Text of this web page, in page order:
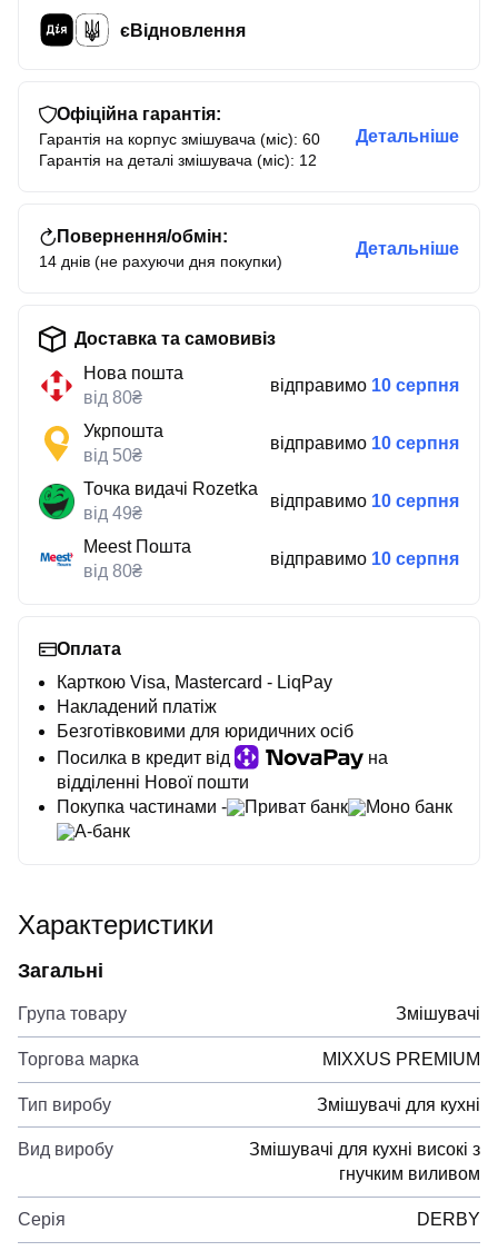
єВідновлення
Офіційна гарантія:
Гарантія на корпус змішувача (міс): 60
Гарантія на деталі змішувача (міс): 12
Детальніше
Повернення/обмін:
14 днів (не рахуючи дня покупки)
Детальніше
Доставка та самовивіз
Нова пошта
від 80₴
відправимо 10 серпня
Укрпошта
від 50₴
відправимо 10 серпня
Точка видачі Rozetka
від 49₴
відправимо 10 серпня
Meest Пошта
від 80₴
відправимо 10 серпня
Оплата
Карткою Visa, Mastercard - LiqPay
Накладений платіж
Безготівковими для юридичних осіб
Посилка в кредит від
на
відділенні Нової пошти
Покупка частинами -
Приват банк
Моно банк
А-банк
Характеристики
Загальні
Група товару Змішувачі
Торгова марка MIXXUS PREMIUM
Тип виробу Змішувачі для кухні
Вид виробу
Змішувачі для кухні високі з
гнучким виливом
Серія DERBY